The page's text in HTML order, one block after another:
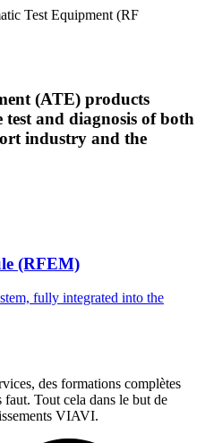
(ATE) products
and diagnosis of both
industry and the
(RFEM)
fully integrated into the
des formations complètes
faut. Tout cela dans le but de
VIAVI.